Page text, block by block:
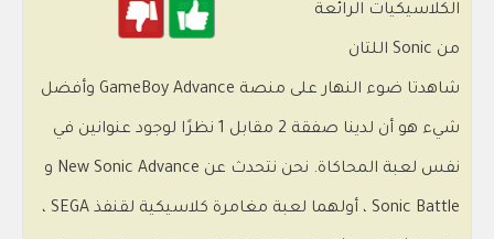
الكلاسيكيات الرائعة
من Sonic اللتان
شاهدتا ضوء النهار على منصة GameBoy Advance وأفضل
شيء هو أن لدينا صفقة 2 مقابل 1 نظرًا لوجود عنوانين في
نفس لعبة المحاكاة. نحن نتحدث عن New Sonic Advance و
Sonic Battle ، أولهما لعبة مغامرة كلاسيكية لقنفذ SEGA ،